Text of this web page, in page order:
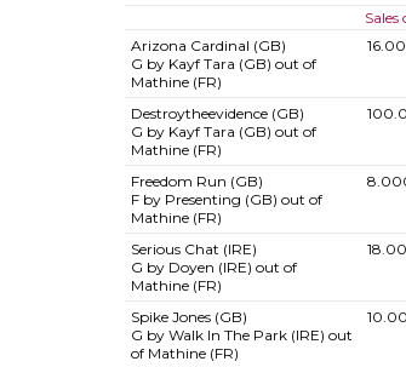
Arizona Cardinal (GB)
G by Kayf Tara (GB) out of
Mathine (FR)
Destroytheevidence (GB)
G by Kayf Tara (GB) out of
Mathine (FR)
Freedom Run (GB)
F by Presenting (GB) out of
Mathine (FR)
Serious Chat (IRE)
G by Doyen (IRE) out of
Mathine (FR)
Spike Jones (GB)
G by Walk In The Park (IRE) out
of Mathine (FR)